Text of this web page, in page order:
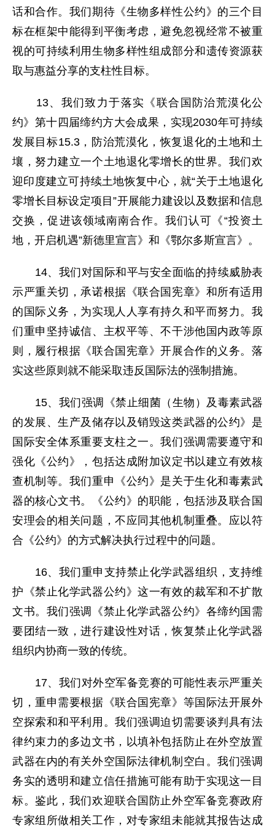
话和合作。我们期待《生物多样性公约》的三个目
标在框架中能得到平衡考虑，避免忽视经常不被重
视的可持续利用生物多样性组成部分和遗传资源获
取与惠益分享的支柱性目标。
13、我们致力于落实《联合国防治荒漠化公
约》第十四届缔约方大会成果，实现2030年可持续
发展目标15.3，防治荒漠化，恢复退化的土地和土
壤，努力建立一个土地退化零增长的世界。我们欢
迎印度建立可持续土地恢复中心，就“关于土地退化
零增长目标设定项目”开展能力建设以及数据和信息
交换，促进该领域南南合作。我们认可《“投资土
地，开启机遇”新德里宣言》和《鄂尔多斯宣言》。
14、我们对国际和平与安全面临的持续威胁表
示严重关切，承诺根据《联合国宪章》和所有适用
的国际义务，为实现人人享有持久和平而努力。我
们重申坚持诚信、主权平等、不干涉他国内政等原
则，履行根据《联合国宪章》开展合作的义务。落
实这些原则就不能采取违反国际法的强制措施。
15、我们强调《禁止细菌（生物）及毒素武器
的发展、生产及储存以及销毁这类武器的公约》是
国际安全体系重要支柱之一。我们强调需要遵守和
强化《公约》，包括达成附加议定书以建立有效核
查机制等。我们重申《公约》是关于生化和毒素武
器的核心文书。《公约》的职能，包括涉及联合国
安理会的相关问题，不应同其他机制重叠。应以符
合《公约》的方式解决执行过程中的问题。
16、我们重申支持禁止化学武器组织，支持维
护《禁止化学武器公约》这一有效的裁军和不扩散
文书。我们强调《禁止化学武器公约》各缔约国需
要团结一致，进行建设性对话，恢复禁止化学武器
组织内协商一致的传统。
17、我们对外空军备竞赛的可能性表示严重关
切，重申需要根据《联合国宪章》等国际法开展外
空探索和和平利用。我们强调迫切需要谈判具有法
律约束力的多边文书，以填补包括防止在外空放置
武器在内的有关外空国际法律机制空白。我们强调
务实的透明和建立信任措施可能有助于实现这一目
标。鉴此，我们欢迎联合国防止外空军备竞赛政府
专家组所做相关工作，对专家组未能就其报告达成